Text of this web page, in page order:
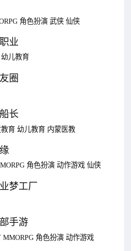
角色扮演 武侠 仙侠
业
幼儿教育
圈
长
教育 幼儿教育 内蒙医教
角色扮演 动作游戏 仙侠
梦工厂
手游
MMORPG 角色扮演 动作游戏